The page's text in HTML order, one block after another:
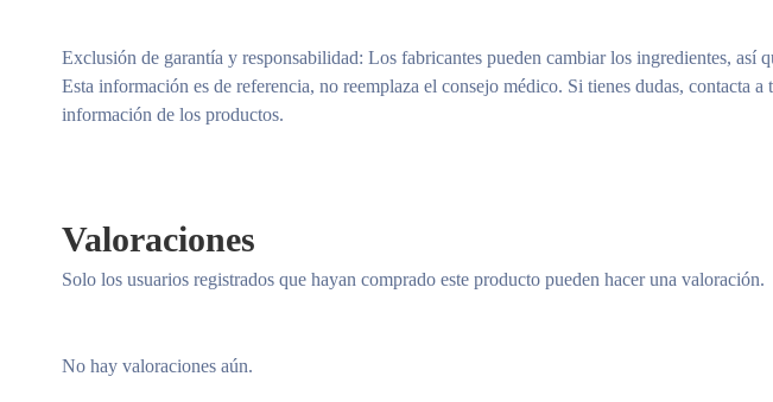
Exclusión de garantía y responsabilidad: Los fabricantes pueden cambiar los ingredientes, así
Esta información es de referencia, no reemplaza el consejo médico. Si tienes dudas, contacta
información de los productos.
Valoraciones
No hay valoraciones aún.
Solo los usuarios registrados que hayan comprado este producto pueden hacer una valoración.